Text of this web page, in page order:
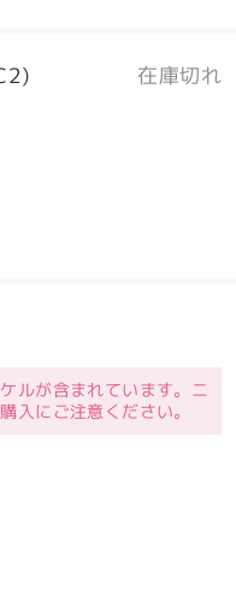
在庫切れ
ルが含まれています。ニ
入にご注意ください。